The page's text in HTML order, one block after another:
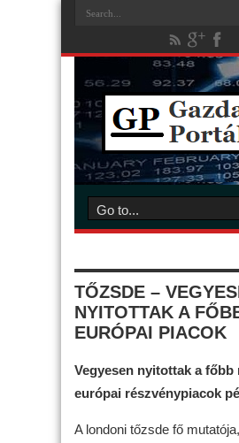
TŐZSDE –
NYITOTTAK A
EURÓPAI PIACOK
Vegyesen nyitottak a főbb
európai részvénypiacok
A londoni tőzsde fő